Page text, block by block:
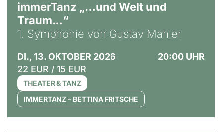
immerTanz „…und Welt und
Traum…“
1. Symphonie von Gustav Mahler
DI., 13. OKTOBER 2026
20:00 UHR
22 EUR / 15 EUR
THEATER & TANZ
IMMERTANZ – BETTINA FRITSCHE